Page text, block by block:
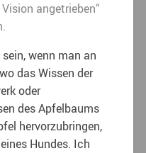
angetrieben“
wenn man an
das Wissen der
oder
des Apfelbaums
hervorzubringen,
Hundes. Ich